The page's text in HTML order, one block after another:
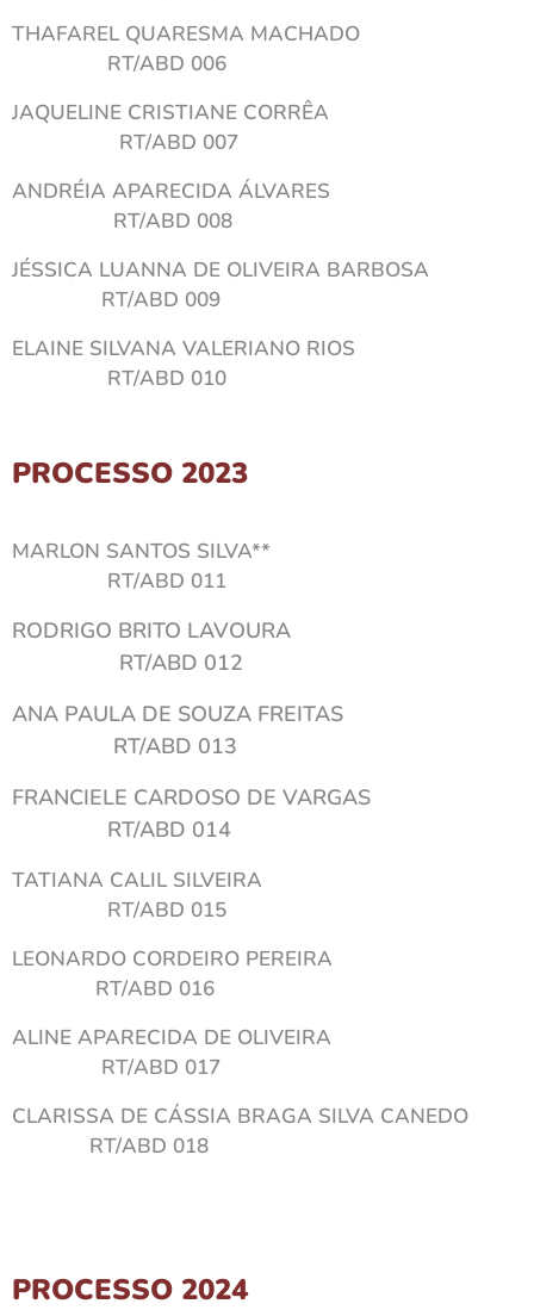
THAFAREL QUARESMA MACHADO
RT/ABD 006
JAQUELINE CRISTIANE CORRÊA
RT/ABD 007
ANDRÉIA APARECIDA ÁLVARES
RT/ABD 008
JÉSSICA LUANNA DE OLIVEIRA BARBOSA
RT/ABD 009
ELAINE SILVANA VALERIANO RIOS
RT/ABD 010
PROCESSO 2023
MARLON SANTOS SILVA**
RT/ABD 011
RODRIGO BRITO LAVOURA
RT/ABD 012
ANA PAULA DE SOUZA FREITAS
RT/ABD 013
FRANCIELE CARDOSO DE VARGAS
RT/ABD 014
TATIANA CALIL SILVEIRA
RT/ABD 015
LEONARDO CORDEIRO PEREIRA
RT/ABD 016
ALINE APARECIDA DE OLIVEIRA
RT/ABD 017
CLARISSA DE CÁSSIA BRAGA SILVA CANEDO
RT/ABD 018
PROCESSO 2024